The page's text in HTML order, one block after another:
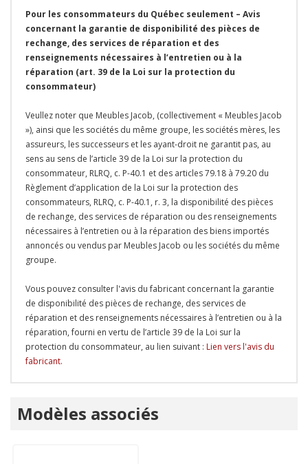
Pour les consommateurs du Québec seulement – Avis
concernant la garantie de disponibilité des pièces de
rechange, des services de réparation et des
renseignements nécessaires à l’entretien ou à la
réparation (art. 39 de la Loi sur la protection du
consommateur)
Veullez noter que Meubles Jacob, (collectivement « Meubles Jacob
»), ainsi que les sociétés du même groupe, les sociétés mères, les
assureurs, les successeurs et les ayant-droit ne garantit pas, au
sens au sens de l’article 39 de la Loi sur la protection du
consommateur, RLRQ, c. P-40.1 et des articles 79.18 à 79.20 du
Règlement d’application de la Loi sur la protection des
consommateurs, RLRQ, c. P-40.1, r. 3, la disponibilité des pièces
de rechange, des services de réparation ou des renseignements
nécessaires à l’entretien ou à la réparation des biens importés
annoncés ou vendus par Meubles Jacob ou les sociétés du même
groupe.
Vous pouvez consulter l'avis du fabricant concernant la garantie
de disponibilité des pièces de rechange, des services de
réparation et des renseignements nécessaires à l’entretien ou à la
réparation, fourni en vertu de l’article 39 de la Loi sur la
protection du consommateur, au lien suivant : Lien vers l'avis du
fabricant.
personnalisé
Modèles associés